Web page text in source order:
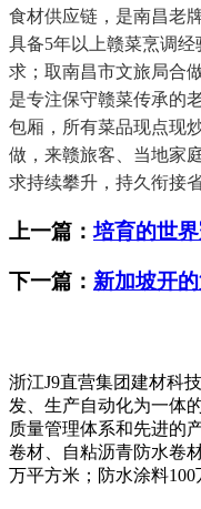
食材供应链，是南昌老
具备5年以上赣菜烹调
求；取南昌市文旅局合
是专注保守赣菜传承的
包厢，所有菜品现点现
做，来赣旅客、当地家
求持续攀升，持久衔接
上一篇：培育的世
下一篇： 新加坡开
浙江J9直营集团建材科
发、生产自动化为一体
质量管理体系和先进的
卷材、自粘沥青防水卷
万平方米；防水涂料100